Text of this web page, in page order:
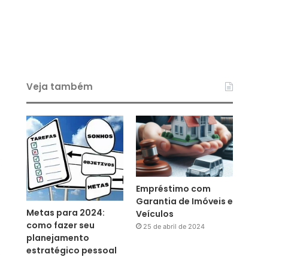
Veja também
Metas para 2024:
como fazer seu
planejamento
estratégico pessoal
Empréstimo com
Garantia de Imóveis e
Veículos
25 de abril de 2024